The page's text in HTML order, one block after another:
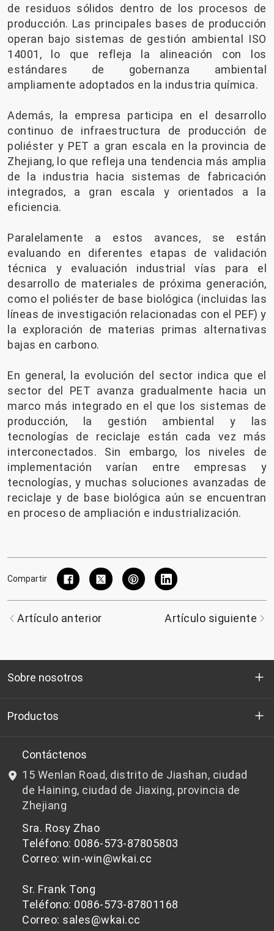
de residuos sólidos dentro de los procesos de
producción. Las principales bases de producción
operan bajo sistemas de gestión ambiental ISO
14001, lo que refleja la alineación con los
estándares de gobernanza ambiental
ampliamente adoptados en la industria química.
Además, la empresa participa en el desarrollo
continuo de infraestructura de producción de
poliéster y PET a gran escala en la provincia de
Zhejiang, lo que refleja una tendencia más amplia
de la industria hacia sistemas de fabricación
integrados, a gran escala y orientados a la
eficiencia.
Paralelamente a estos avances, se están
evaluando en diferentes etapas de validación
técnica y evaluación industrial vías para el
desarrollo de materiales de próxima generación,
como el poliéster de base biológica (incluidas las
líneas de investigación relacionadas con el PEF) y
la exploración de materias primas alternativas
bajas en carbono.
En general, la evolución del sector indica que el
sector del PET avanza gradualmente hacia un
marco más integrado en el que los sistemas de
producción, la gestión ambiental y las
tecnologías de reciclaje están cada vez más
interconectados. Sin embargo, los niveles de
implementación varían entre empresas y
tecnologías, y muchas soluciones avanzadas de
reciclaje y de base biológica aún se encuentran
en proceso de ampliación e industrialización.
Compartir
Artículo anterior Artículo siguiente
Sobre nosotros
Quienes somos
I+D
Noticias y Eventos
política de privacidad
Productos
Chips de PET aptos para botellas
Chips de PET que no son aptos para botellas
Contáctenos
15 Wenlan Road, distrito de Jiashan, ciudad
de Haining, ciudad de Jiaxing, provincia de
Zhejiang
Sra. Rosy Zhao
Teléfono: 0086-573-87805803
Correo: win-win@wkai.cc
Sr. Frank Tong
Teléfono: 0086-573-87801168
Correo: sales@wkai.cc